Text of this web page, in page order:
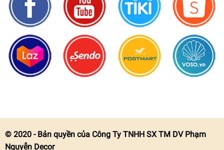
© 2020 - Bản quyền của Công Ty TNHH SX TM DV Phạm
Nguyễn Decor